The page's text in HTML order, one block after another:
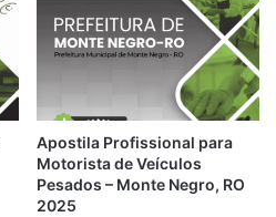
Apostila Profissional para
Motorista de Veículos
Pesados – Monte Negro, RO
2025